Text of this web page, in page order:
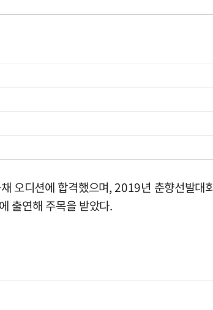
오디션에 합격했으며, 2019년 춘향선발
출연해 주목을 받았다.